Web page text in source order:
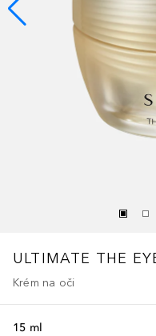
ULTIMATE THE
Krém na oči
15 ml